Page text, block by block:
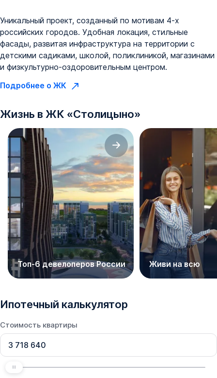
Уникальный проект, созданный по мотивам 4-х
российских городов. Удобная локация, стильные
фасады, развитая инфраструктура на территории с
детскими садиками, школой, поликлиникой, магазинами
и физкультурно-оздоровительным центром.
Подробнее о ЖК
Жизнь в ЖК «Столицыно»
Топ-6 девелоперов России Живи на всю
Ипотечный калькулятор
Стоимость квартиры